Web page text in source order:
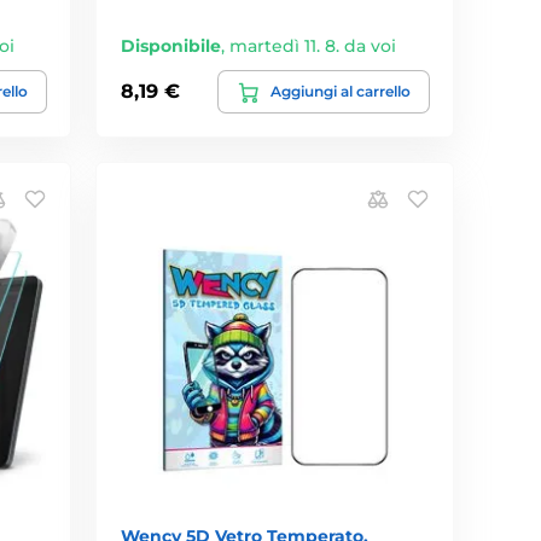
Disponibile, martedì 11. 8. da voi
8,19 € Aggiungi al carrello
Wency 5D Vetro Temperato,